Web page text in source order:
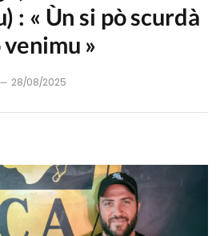
: « Ùn si pò scurdà
»
28/08/2025